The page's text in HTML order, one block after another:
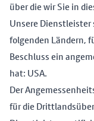
über die wir Sie in
Unsere Dienstleister
folgenden Ländern,
Beschluss ein
hat: USA.
Der
für die